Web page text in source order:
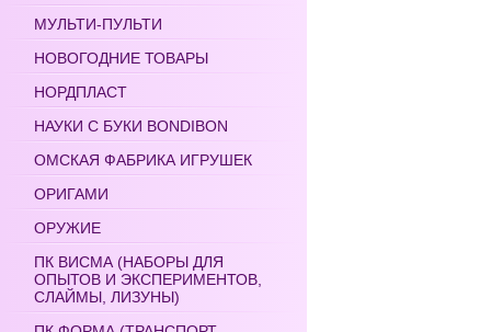
МУЛЬТИ-ПУЛЬТИ
НОВОГОДНИЕ ТОВАРЫ
НОРДПЛАСТ
НАУКИ С БУКИ BONDIBON
ОМСКАЯ ФАБРИКА ИГРУШЕК
ОРИГАМИ
ОРУЖИЕ
ПК ВИСМА (НАБОРЫ ДЛЯ
ОПЫТОВ И ЭКСПЕРИМЕНТОВ,
СЛАЙМЫ, ЛИЗУНЫ)